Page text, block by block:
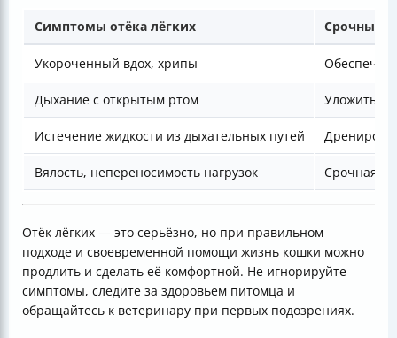
Симптомы отёка лёгких Срочные
Укороченный вдох, хрипы
Дыхание с открытым ртом Уложить
Истечение жидкости из дыхательных путей
Вялость, непереносимость нагрузок Срочная
Отёк лёгких — это серьёзно, но при правильном
подходе и своевременной помощи жизнь кошки можно
продлить и сделать её комфортной. Не игнорируйте
симптомы, следите за здоровьем питомца и
обращайтесь к ветеринару при первых подозрениях.